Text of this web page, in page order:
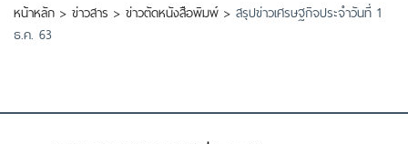
หน้าหลัก > ข่าวสาร > ข่าวตัดหนังสือพิมพ์ > สรุปข่าวเศรษฐกิจประจำวันที่ 1
ธ.ค. 63